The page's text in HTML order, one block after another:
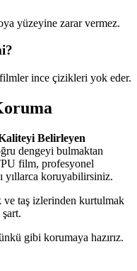
yüzeyine zarar vermez.
ince çizikleri yok eder.
Belirleyen
dengeyi bulmaktan
film, profesyonel
yıllarca koruyabilirsiniz.
ve taş izlerinden kurtulmak
gibi korumaya hazırız.